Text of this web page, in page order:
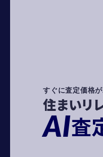
すぐに査定価格
住まいリ
AI査